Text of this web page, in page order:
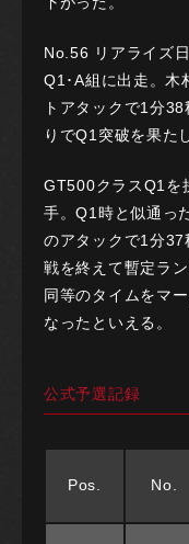
No.56 リアライズ
Q1･A組に出走。木
トアタックで1分
りでQ1突破を果た
GT500クラスQ1を
手。Q1時と似通っ
のアタックで1分
戦を終えて暫定ラ
同等のタイムをマ
なったといえる。
公式予選記録
Pos. No.